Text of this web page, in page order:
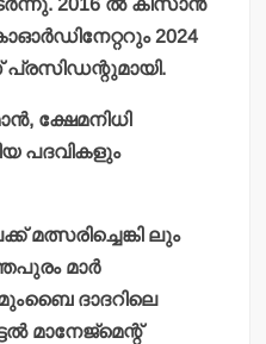
2016 ല്‍ കിസാന്‍
2024
പ്രസിഡന്റുമായി.
ക്ഷേമനിധി
പദവികളും
മത്സരിച്ചെങ്കി ലും
മാര്‍
ദാദറിലെ
മാനേജ്‌മെന്റ്